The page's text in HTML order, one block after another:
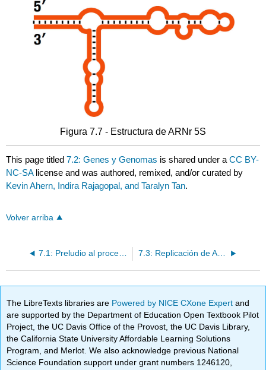
Figura 7.7 - Estructura de ARNr 5S
This page titled7.2: Genes y Genomas is shared under aCC BY-
NC-SA license and was authored, remixed, and/or curated by
Kevin Ahern, Indira Rajagopal, and Taralyn Tan.
Volver arriba
7.1: Preludio al procesamiento de la información 7.3: Replicación de ADN
The LibreTexts libraries are Powered by NICE CXone Expertand
are supported by the Department of Education Open Textbook Pilot
Project, the UC Davis Office of the Provost, the UC Davis Library,
the California State University Affordable Learning Solutions
Program, and Merlot. We also acknowledge previous National
Science Foundation support under grant numbers 1246120,